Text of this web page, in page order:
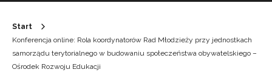
Start
Konferencja online: Rola koordynatorów Rad Młodzieży przy jednostkach
samorządu terytorialnego w budowaniu społeczeństwa obywatelskiego –
Ośrodek Rozwoju Edukacji